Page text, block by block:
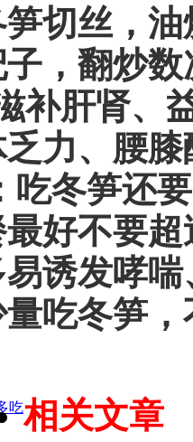
切丝，
，翻炒
补肝肾、
力、腰
吃冬笋还
好不要
诱发哮
吃冬笋
吃相关文章